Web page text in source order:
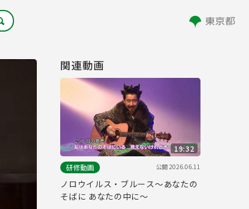
関連動画
19:32
研修動画
公開2026.06.11
ノロウイルス・ブルース～あなたの
そばに あなたの中に～